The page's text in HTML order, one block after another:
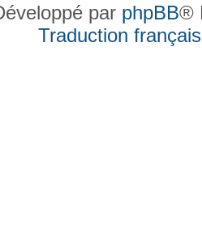
par phpBB®
Traduction